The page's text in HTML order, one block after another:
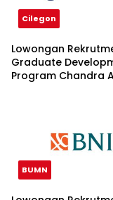
Cilegon
Lowongan
Graduate
Program Chandra
BUMN